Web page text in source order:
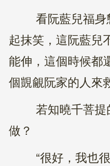
看阮藍兒福身
起抹笑，這阮藍兒
能伸，這個時候都
個覬覦阮家的人來
若知曉千菩提
做？
“很好，我也很